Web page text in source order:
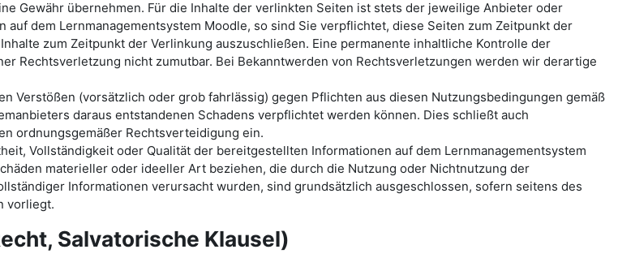
Gewähr übernehmen. Für die Inhalte der verlinkten Seiten ist stets der jeweilige Anbieter oder
dem Lernmanagementsystem Moodle, so sind Sie verpflichtet, diese Seiten zum Zeitpunkt der
zum Zeitpunkt der Verlinkung auszuschließen. Eine permanente inhaltliche Kontrolle der
Rechtsverletzung nicht zumutbar. Bei Bekanntwerden von Rechtsverletzungen werden wir derartige
Verstößen (vorsätzlich oder grob fahrlässig) gegen Pflichten aus diesen Nutzungsbedingungen gemäß
daraus entstandenen Schadens verpflichtet werden können. Dies schließt auch
ordnungsgemäßer Rechtsverteidigung ein.
Vollständigkeit oder Qualität der bereitgestellten Informationen auf dem Lernmanagementsystem
materieller oder ideeller Art beziehen, die durch die Nutzung oder Nichtnutzung der
Informationen verursacht wurden, sind grundsätzlich ausgeschlossen, sofern seitens des
vorliegt.
Salvatorische Klausel)